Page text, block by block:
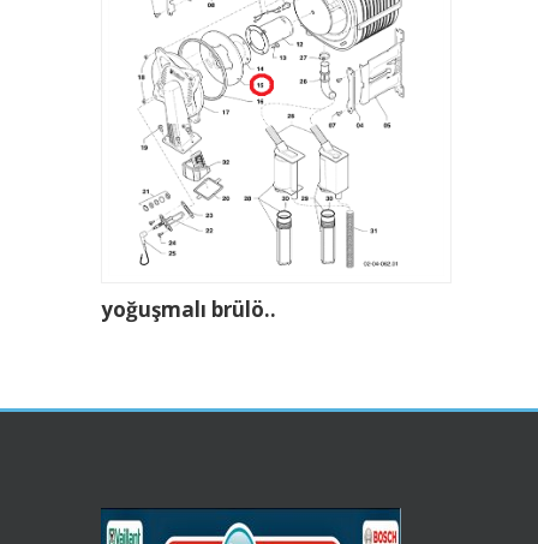
yoğuşmalı brülö..